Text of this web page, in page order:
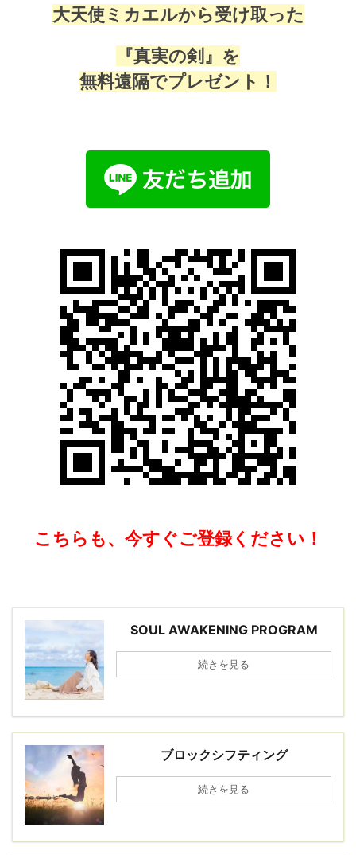
大天使ミカエルから受け取った
『真実の剣』を
無料遠隔でプレゼント！
こちらも、今すぐご登録ください！
SOUL AWAKENING PROGRAM
続きを見る
ブロックシフティング
続きを見る